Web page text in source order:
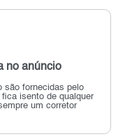
no anúncio
são fornecidas pelo
isento de qualquer
um corretor